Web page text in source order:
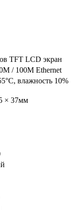
TFT LCD экран
/ 100M Ethernet
влажность 10%
× 37мм